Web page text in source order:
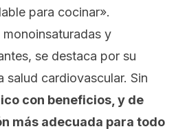
para cocinar».
y
se destaca por su
salud cardiovascular. Sin
con beneficios, y de
más adecuada para todo